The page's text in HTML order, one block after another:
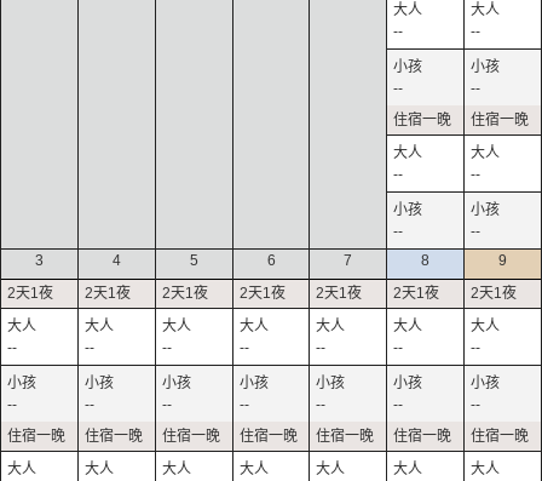
--
--
--
--
--
--
--
--
3
--
--
4
--
--
5
--
--
6
--
--
7
--
--
8
--
--
9
--
--